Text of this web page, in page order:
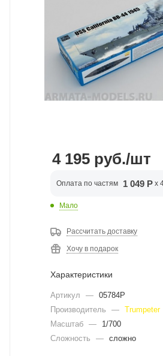
4 195 руб./шт
Оплата по частям 1 049 Р x
Мало
Рассчитать доставку
Хочу в подарок
Характеристики
Артикул — 05784P
Производитель
— Trumpeter
Масштаб —
1/700
Сложность
— сложно